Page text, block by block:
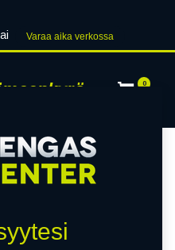
Varaa aika verk​​​​ossa
0